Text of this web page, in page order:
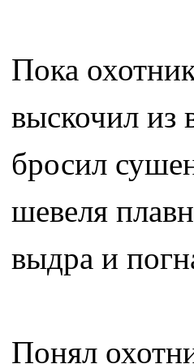
Пока
выскочил из
бросил
шевеля
выдра и
Понял